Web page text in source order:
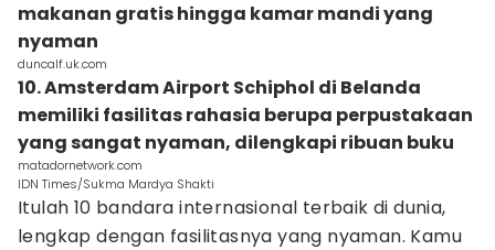
makanan gratis hingga kamar mandi yang
nyaman
duncalf.uk.com
10. Amsterdam Airport Schiphol di Belanda
memiliki fasilitas rahasia berupa perpustakaan
yang sangat nyaman, dilengkapi ribuan buku
matadornetwork.com
IDN Times/Sukma Mardya Shakti
Itulah 10 bandara internasional terbaik di dunia,
lengkap dengan fasilitasnya yang nyaman. Kamu